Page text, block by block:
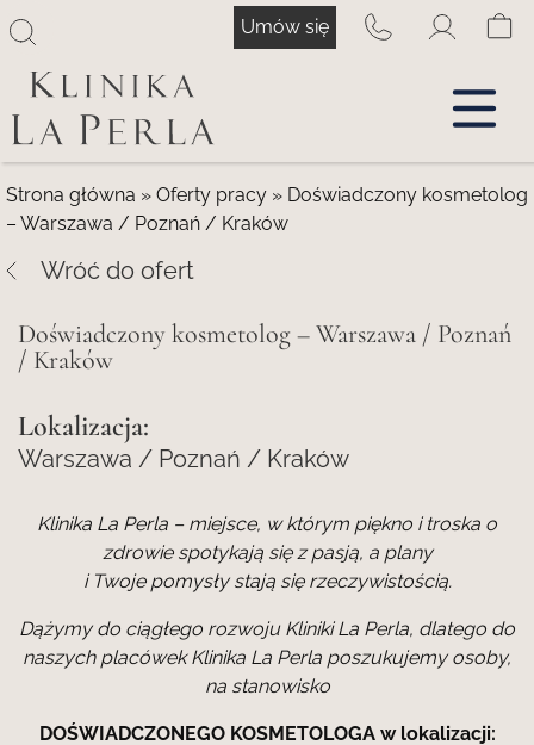
do
treści
Umów się
Strona główna » Oferty pracy » Doświadczony kosmetolog
– Warszawa / Poznań / Kraków
Wróć do ofert
Doświadczony kosmetolog – Warszawa / Poznań
/ Kraków
Lokalizacja:
Warszawa / Poznań / Kraków
Klinika La Perla – miejsce, w którym piękno i troska o
zdrowie spotykają się z pasją, a plany
i Twoje pomysły stają się rzeczywistością.
Dążymy do ciągłego rozwoju Kliniki La Perla, dlatego do
naszych placówek Klinika La Perla poszukujemy osoby,
na stanowisko
DOŚWIADCZONEGO KOSMETOLOGA w lokalizacji: